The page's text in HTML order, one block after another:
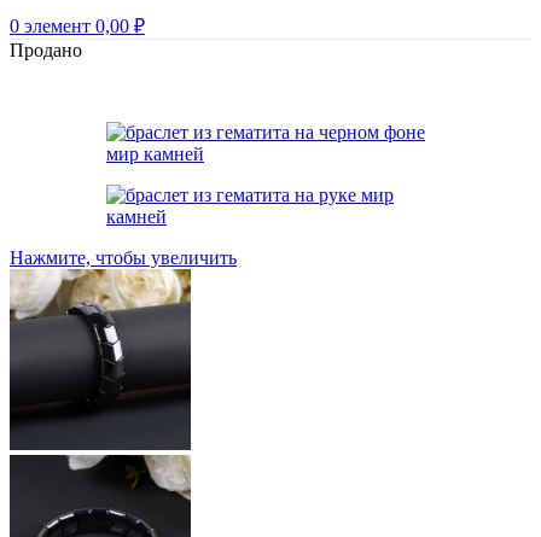
0 элемент 0,00 ₽
Продано
Нажмите, чтобы увеличить